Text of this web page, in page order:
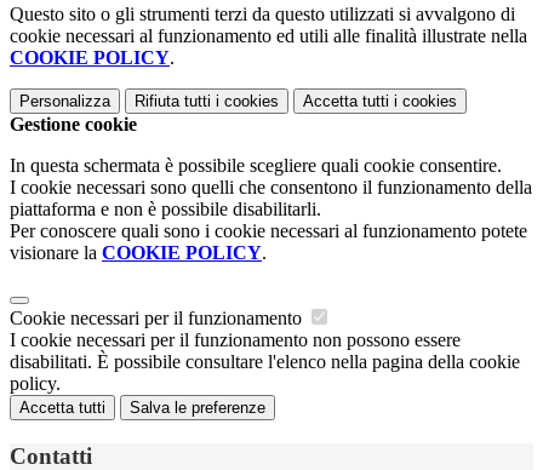
Questo sito o gli strumenti terzi da questo utilizzati si avvalgono di
cookie necessari al funzionamento ed utili alle finalità illustrate nella
COOKIE POLICY.
Personalizza Rifiuta tutti i cookies Accetta tutti i cookies
Gestione cookie
In questa schermata è possibile scegliere quali cookie consentire.
I cookie necessari sono quelli che consentono il funzionamento della
piattaforma e non è possibile disabilitarli.
Per conoscere quali sono i cookie necessari al funzionamento potete
visionare la COOKIE POLICY.
Cookie necessari per il funzionamento
I cookie necessari per il funzionamento non possono essere
disabilitati. È possibile consultare l'elenco nella pagina della cookie
policy.
Accetta tutti Salva le preferenze
Contatti